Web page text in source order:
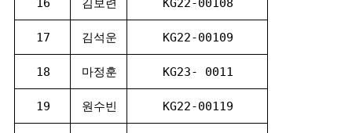
16 김보련 KG22-00108
17 김석운 KG22-00109
18 마정훈 KG23- 0011
19 원수빈 KG22-00119